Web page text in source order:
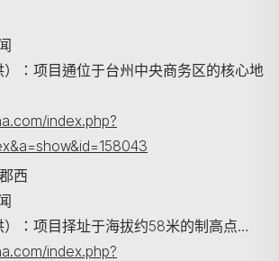
：项目通位于台州中央商务区的核心地
index.php?
西
：项目择址于海拔约58米的制高点…
index.php?